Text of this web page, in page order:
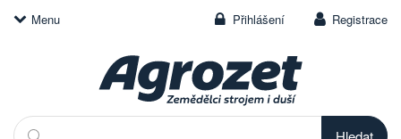
Menu Přihlášení Registrace
Hledat